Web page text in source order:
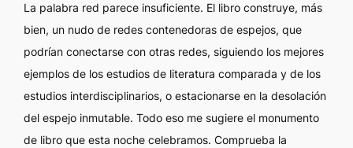
La palabra red parece insuficiente. El libro construye, más
bien, un nudo de redes contenedoras de espejos, que
podrían conectarse con otras redes, siguiendo los mejores
ejemplos de los estudios de literatura comparada y de los
estudios interdisciplinarios, o estacionarse en la desolación
del espejo inmutable. Todo eso me sugiere el monumento
de libro que esta noche celebramos. Comprueba la